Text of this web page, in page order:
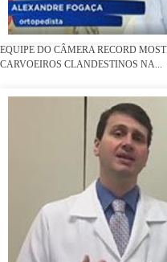
EQUIPE DO CÂMERA RECORD
CARVOEIROS CLANDESTINOS NA...